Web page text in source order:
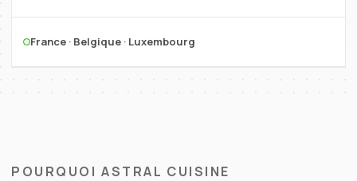
France · Belgique · Luxembourg
POURQUOI ASTRAL CUISINE